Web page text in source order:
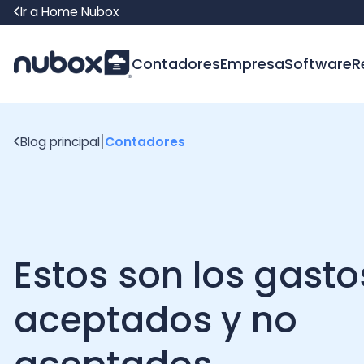
Ir a Home Nubox
ContadoresEmpresaSoftware
Estos son los gastos
aceptados y no
aceptados